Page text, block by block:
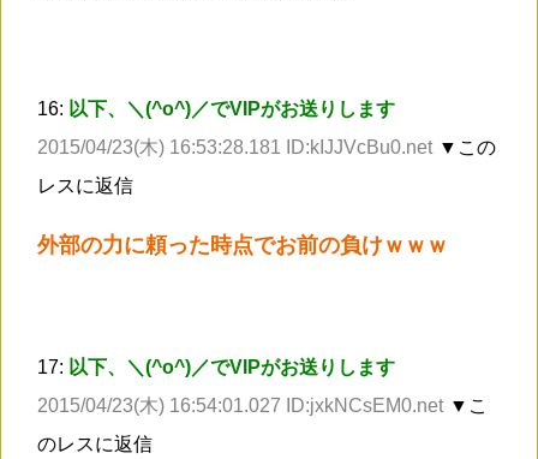
16: 以下、＼(^o^)／でVIPがお送りします
2015/04/23(木) 16:53:28.181 ID:kIJJVcBu0.net ▼この
レスに返信
外部の力に頼った時点でお前の負けｗｗｗ
17: 以下、＼(^o^)／でVIPがお送りします
2015/04/23(木) 16:54:01.027 ID:jxkNCsEM0.net ▼こ
のレスに返信